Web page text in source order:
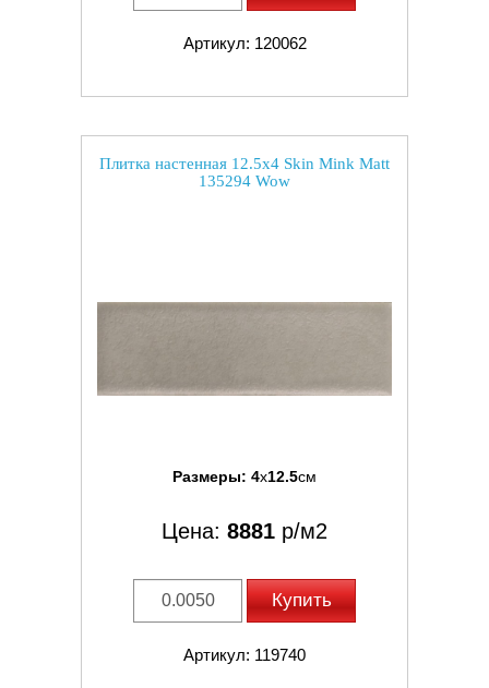
Артикул: 120062
Плитка настенная 12.5x4 Skin Mink Matt
135294 Wow
Размеры: 4x12.5см
Цена: 8881 р/м2
Купить
Артикул: 119740